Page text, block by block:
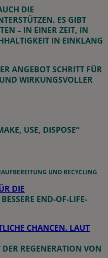
DIE
ES GIBT
– IN EINER ZEIT, IN
IN EINKLANG
ANGEBOT SCHRITT FÜR
WIRKUNGSVOLLER
USE, DISPOSE“
UND RECYCLING
DIE
END-OF-LIFE-
CHANCEN. LAUT
REGENERATION VON